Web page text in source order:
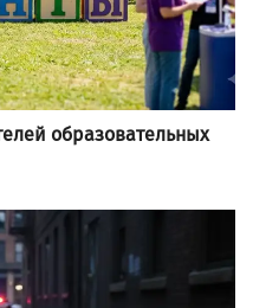
образовательных